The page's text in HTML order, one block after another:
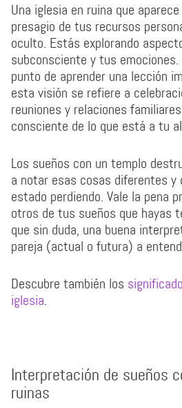
Una iglesia en ruina que
presagio de tus recursos
oculto. Estás explorando
subconsciente y tus
punto de aprender una lección
esta visión se refiere a
reuniones y relaciones
consciente de lo que está a tu
Los sueños con un templo
a notar esas cosas diferentes y
estado perdiendo. Vale la pena
otros de tus sueños que hayas
que sin duda, una buena
pareja (actual o futura) a
Descubre también los
iglesia.
Interpretación de sueños
ruinas